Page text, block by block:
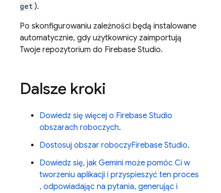
get ).
Po skonfigurowaniu zależności będą instalowane
automatycznie, gdy użytkownicy zaimportują
Twoje repozytorium do Firebase Studio.
Dalsze kroki
Dowiedz się więcej o Firebase Studio
obszarach roboczych.
Dostosuj obszar roboczyFirebase Studio.
Dowiedz się, jak Gemini może pomóc Ci w
tworzeniu aplikacji i przyspieszyć ten proces
, odpowiadając na pytania, generując i